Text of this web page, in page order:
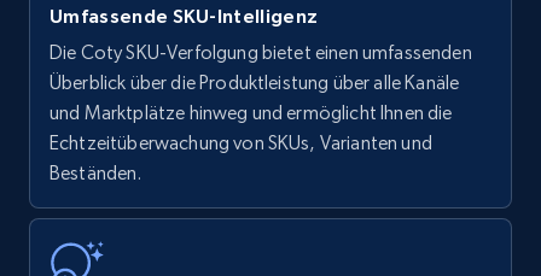
Amazon products - find products by using
upc numbers
Title, Seller name, Brand, Description, Initial
price, Currency, Availability, Reviews count, and
35.3K+
Umfassende SKU-Intelligenz
Die Coty SKU-Verfolgung bietet einen umfassenden
Überblick über die Produktleistung über alle Kanäle
und Marktplätze hinweg und ermöglicht Ihnen die
Echtzeitüberwachung von SKUs, Varianten und
Beständen.